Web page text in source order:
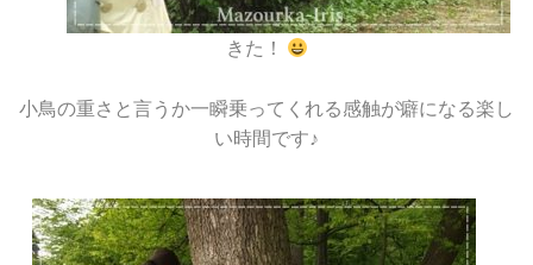
きた！
小鳥の重さと言うか一瞬乗ってくれる感触が癖になる楽し
い時間です♪